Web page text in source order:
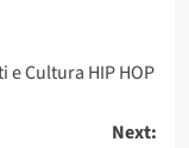
Cultura HIP HOP
Next: